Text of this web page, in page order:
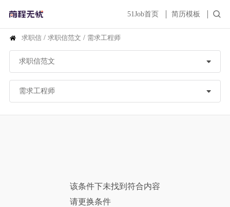
51Job首页 简历模板
求职信 / 求职信范文 / 需求工程师
该条件下未找到符合内容
请更换条件